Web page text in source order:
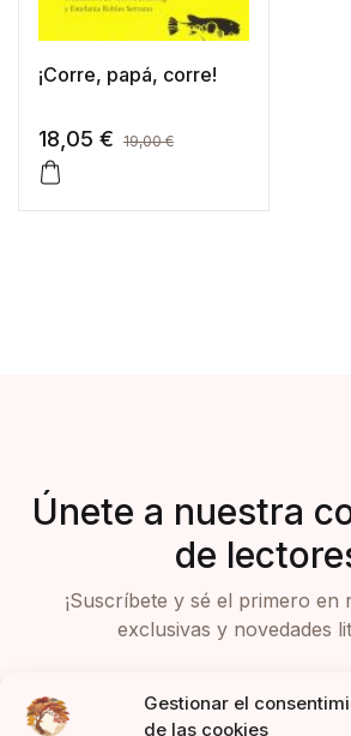
Gestionar el
de las cookies
¡Corre, papá, corre!
18,05 € 19,00€
Únete a nuestra
de
¡Suscríbete y sé el primero en
exclusivas y novedades